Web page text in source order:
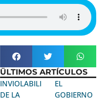
ÜLTIMOS ARTÍCULOS
INVIOLABILIDAD
DE LA
EL
GOBIERNO